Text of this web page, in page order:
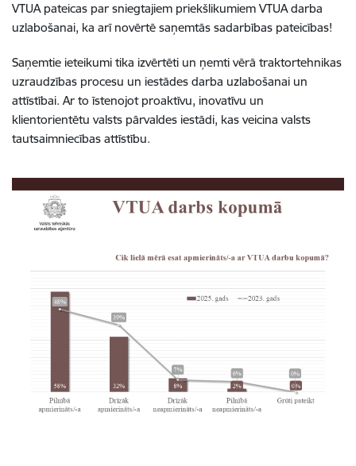
VTUA pateicas par sniegtajiem priekšlikumiem VTUA darba
uzlabošanai, ka arī novērtē saņemtās sadarbības pateicības!
Saņemtie ieteikumi tika izvērtēti un ņemti vērā traktortehnikas
uzraudzības procesu un iestādes darba uzlabošanai un
attīstībai. Ar to īstenojot proaktīvu, inovatīvu un
klientorientētu valsts pārvaldes iestādi, kas veicina valsts
tautsaimniecības attīstību.